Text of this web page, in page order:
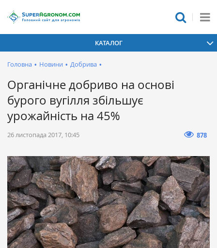
КАТАЛОГ
Головна • Новини • Добрива •
Органічне добриво на основі
бурого вугілля збільшує
урожайність на 45%
26 листопада 2017, 10:45 878